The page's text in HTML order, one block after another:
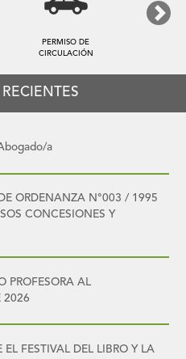
PERMISO DE
CIRCULACIÓN
Next
a
ORDENANZA N°003 / 1995
CONCESIONES Y
PROFESORA AL
2026
EL FESTIVAL DEL LIBRO Y LA